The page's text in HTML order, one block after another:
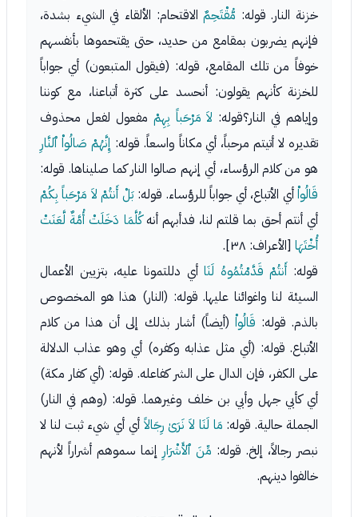
خزنة النار. قوله: مُّقْتَحِمٌ الاقتحام: الألقاء في الشيء بشدة،
فإنهم يضربون بمقامع من حديد، حتى يقتحموها بأنفسهم
خوفاً من تلك المقامع، قوله: (فيقول المتبعون) أي جواباً
للخزنة كأنهم يقولون: أنحسد على كثرة أتباعنا، مع كوننا
وإياهم في النار؟قوله: لاَ مَرْحَباً بِهِمْ مفعول لفعل محذوف
تقديره لا أتيتم مرحباً، أي مكاناً واسعاً. قوله: إِنَّهُمْ صَالُواْ ٱلنَّارِ
هو من كلام الرؤساء، أي إنهم صالوا النار كما صليناها. قوله:
قَالُواْأي الأتباع، أي جواباً للرؤساء. قوله:بَلْ أَنتُمْ لاَ مَرْحَباً بِكُمْ
أي أنتم أحق بما قلتم لنا، فدأبهم أنهكُلَّمَا دَخَلَتْ أُمَّةٌ لَّعَنَتْ
أُخْتَهَا [الأعراف: ٣٨].
قوله: أَنتُمْ قَدَّمْتُمُوهُ لَنَاأي دللتمونا عليه، بتزيين الأعمال
السيئة لنا واغوائنا عليها. قوله: (النار) هذا هو المخصوص
بالذم. قوله: قَالُواْ (أيضاً) أشار بذلك إلى أن هذا من كلام
الأتباع. قوله: (أي مثل عذابه وكفره) أي وهو عذاب الدلالة
على الكفر، فإن الدال على الشر كفاعله. قوله: (أي كفار مكة)
أي كأبي جهل وأبي بن خلف وغيرهما. قوله: (وهم في النار)
الجملة حالية. قوله: مَا لَنَا لاَ نَرَىٰ رِجَالاًأي أي شيء ثبت لنا لا
نبصر رجالاً، إلخ. قوله: مِّنَ ٱلأَشْرَارِ إنما سموهم أشراراً لأنهم
خالفوا دينهم.